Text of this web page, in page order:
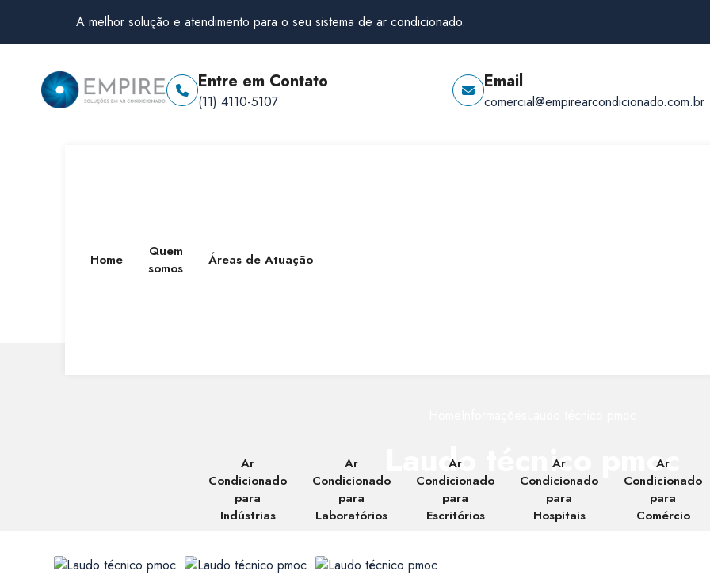
A melhor solução e atendimento para o seu sistema de ar condicionado.
Entre em Contato
(11) 4110-5107
Email
comercial@empirearcondicionado.com.br
Home
Quem
somos
Áreas de Atuação
Ar
Condicionado
para
Indústrias
Ar
Condicionado
para
Laboratórios
Ar
Condicionado
para
Escritórios
Ar
Condicionado
para
Hospitais
Ar
Condicionado
para
Comércio
Laudo técnico pmoc